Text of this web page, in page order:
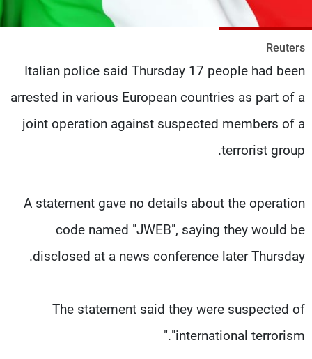
Reuters
Italian police said Thursday 17 people had been
arrested in various European countries as part of a
joint operation against suspected members of a
terrorist group.
A statement gave no details about the operation
code named "JWEB", saying they would be
disclosed at a news conference later Thursday.
The statement said they were suspected of
"international terrorism."
شاهد البرامج
الترددات
الإنـتـاج
تواصل معنا
سياسة الخصوصية